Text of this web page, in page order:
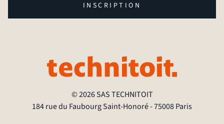
INSCRIPTION
© 2026 SAS TECHNITOIT
184 rue du Faubourg Saint-Honoré - 75008 Paris